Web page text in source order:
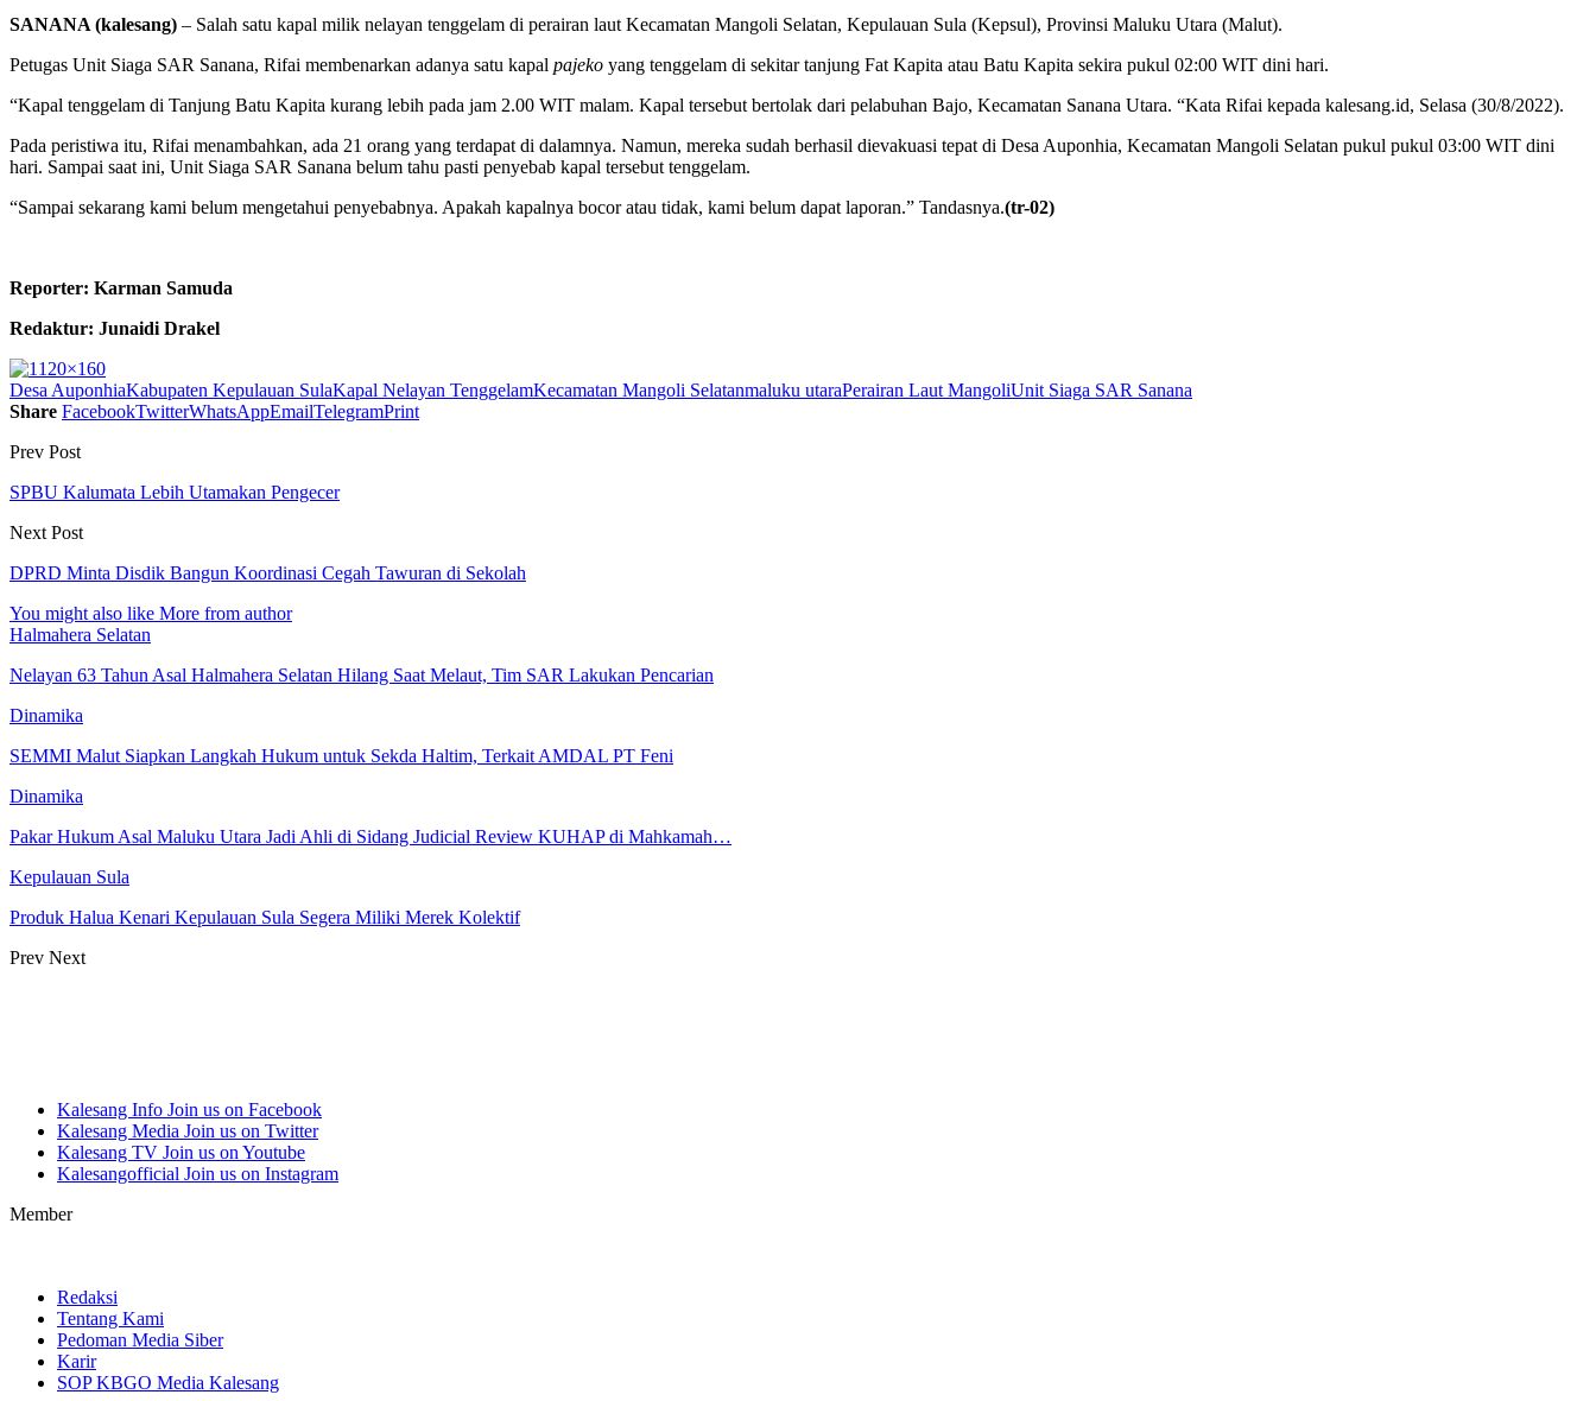
SANANA (kalesang) – Salah satu kapal milik nelayan tenggelam di perairan laut Kecamatan Mangoli Selatan, Kepulauan Sula (Kepsul), Provinsi Maluku Utara (Malut).
Petugas Unit Siaga SAR Sanana, Rifai membenarkan adanya satu kapal pajeko yang tenggelam di sekitar tanjung Fat Kapita atau Batu Kapita sekira pukul 02:00 WIT dini hari.
“Kapal tenggelam di Tanjung Batu Kapita kurang lebih pada jam 2.00 WIT malam. Kapal tersebut bertolak dari pelabuhan Bajo, Kecamatan Sanana Utara. “Kata Rifai kepada kalesang.id, Selasa (30/8/2022).
Pada peristiwa itu, Rifai menambahkan, ada 21 orang yang terdapat di dalamnya. Namun, mereka sudah berhasil dievakuasi tepat di Desa Auponhia, Kecamatan Mangoli Selatan pukul pukul 03:00 WIT dini
hari. Sampai saat ini, Unit Siaga SAR Sanana belum tahu pasti penyebab kapal tersebut tenggelam.
“Sampai sekarang kami belum mengetahui penyebabnya. Apakah kapalnya bocor atau tidak, kami belum dapat laporan.” Tandasnya.(tr-02)
Reporter: Karman Samuda
Redaktur: Junaidi Drakel
Desa AuponhiaKabupaten Kepulauan SulaKapal Nelayan TenggelamKecamatan Mangoli Selatanmaluku utaraPerairan Laut MangoliUnit Siaga SAR Sanana
Share FacebookTwitterWhatsAppEmailTelegramPrint
Prev Post
SPBU Kalumata Lebih Utamakan Pengecer
Next Post
DPRD Minta Disdik Bangun Koordinasi Cegah Tawuran di Sekolah
You might also like More from author
Halmahera Selatan
Nelayan 63 Tahun Asal Halmahera Selatan Hilang Saat Melaut, Tim SAR Lakukan Pencarian
Dinamika
SEMMI Malut Siapkan Langkah Hukum untuk Sekda Haltim, Terkait AMDAL PT Feni
Dinamika
Pakar Hukum Asal Maluku Utara Jadi Ahli di Sidang Judicial Review KUHAP di Mahkamah…
Kepulauan Sula
Produk Halua Kenari Kepulauan Sula Segera Miliki Merek Kolektif
Prev Next
Kalesang Info Join us on Facebook
Kalesang Media Join us on Twitter
Kalesang TV Join us on Youtube
Kalesangofficial Join us on Instagram
Member
Redaksi
Tentang Kami
Pedoman Media Siber
Karir
SOP KBGO Media Kalesang